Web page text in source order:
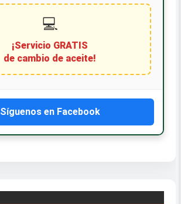
💻
¡Servicio GRATIS
de cambio de aceite!
Síguenos en Facebook